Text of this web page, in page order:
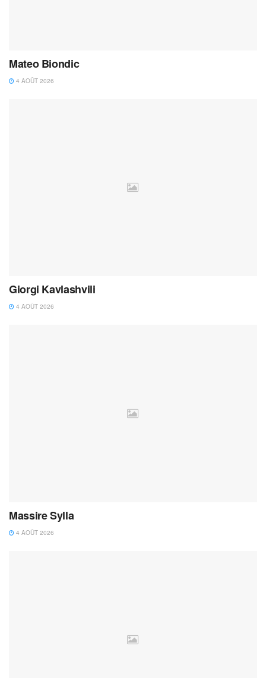
Mateo Biondic
4 AOÛT 2026
Giorgi Kavlashvili
4 AOÛT 2026
Massire Sylla
4 AOÛT 2026